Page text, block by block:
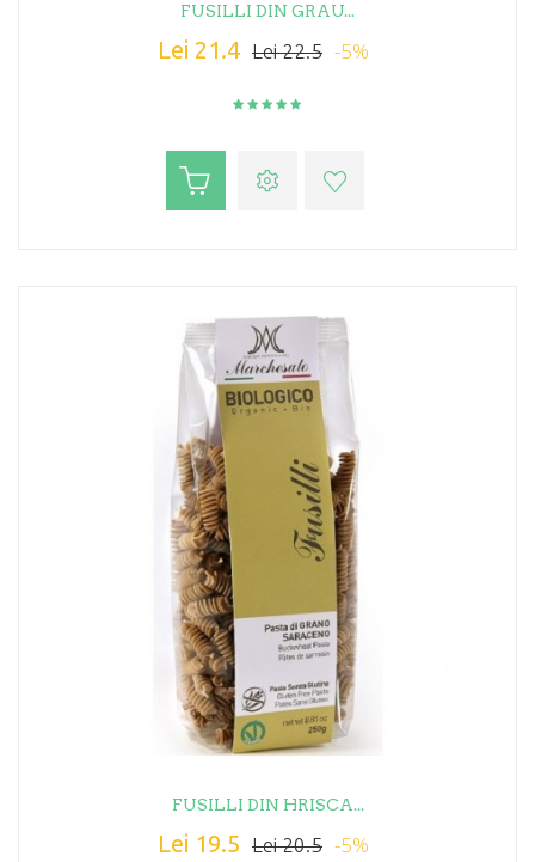
FUSILLI DIN GRAU...
Lei 21.4 Lei 22.5 -5%
FUSILLI DIN HRISCA...
Lei 19.5 Lei 20.5 -5%